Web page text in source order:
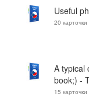
Useful
20 карточки
A typical
book;) -
15 карточки